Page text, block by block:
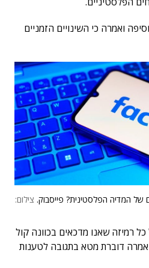
ואמרה כי השינויים הזמניים
של המדיה הפלסטינית? פייסבוק. צילום:
רמיזה שאנו מדכאים בכוונה קול
אמרה דוברת מטא בתגובה לטענות